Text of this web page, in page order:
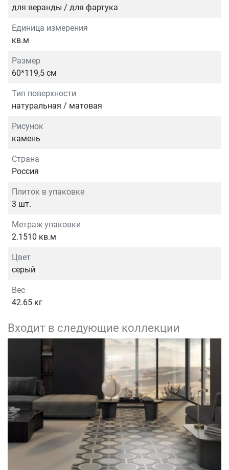
для веранды / для фартука
Единица измерения
кв.м
Размер
60*119,5 см
Тип поверхности
натуральная / матовая
Рисунок
камень
Страна
Россия
Плиток в упаковке
3 шт.
Метраж упаковки
2.1510 кв.м
Цвет
серый
Вес
42.65 кг
Входит в следующие коллекции